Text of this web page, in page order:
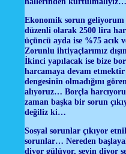
Ekonomik sorun
düzenli olarak 2500 lira
üçüncü ayda ise %75 acık
Zorunlu ihtiyaçlarımız
İkinci yapılacak ise bize
harcamaya devam
dengesinin olmadığını
alıyoruz… Borçla
zaman başka bir sorun
değiliz ki…
Sosyal sorunlar çıkıyor
sorunlar… Nereden
diyor gülüyor, sevin diyor